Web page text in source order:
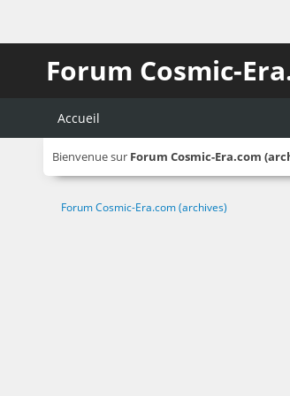
Forum Cosmic-
Accueil
Bienvenue sur Forum Cosmic-Era.com
Forum Cosmic-Era.com (archives)